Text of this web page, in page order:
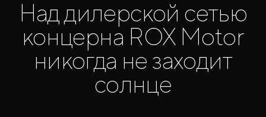
Над дилерской сетью
концерна ROX Motor
никогда не заходит
солнце